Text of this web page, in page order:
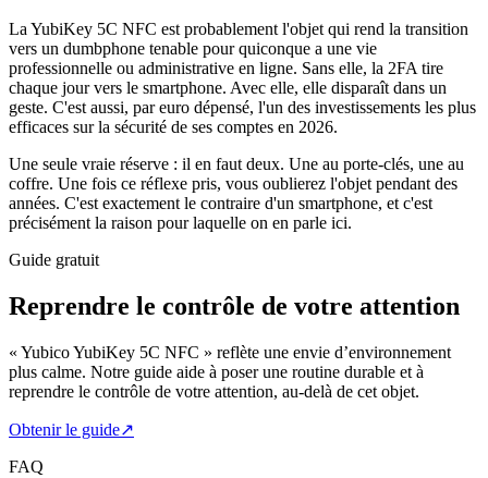
La YubiKey 5C NFC est probablement l'objet qui rend la transition
vers un dumbphone tenable pour quiconque a une vie
professionnelle ou administrative en ligne. Sans elle, la 2FA tire
chaque jour vers le smartphone. Avec elle, elle disparaît dans un
geste. C'est aussi, par euro dépensé, l'un des investissements les plus
efficaces sur la sécurité de ses comptes en 2026.
Une seule vraie réserve : il en faut deux. Une au porte-clés, une au
coffre. Une fois ce réflexe pris, vous oublierez l'objet pendant des
années. C'est exactement le contraire d'un smartphone, et c'est
précisément la raison pour laquelle on en parle ici.
Guide gratuit
Reprendre le contrôle de votre attention
« Yubico YubiKey 5C NFC » reflète une envie d’environnement
plus calme. Notre guide aide à poser une routine durable et à
reprendre le contrôle de votre attention, au-delà de cet objet.
Obtenir le guide↗
FAQ